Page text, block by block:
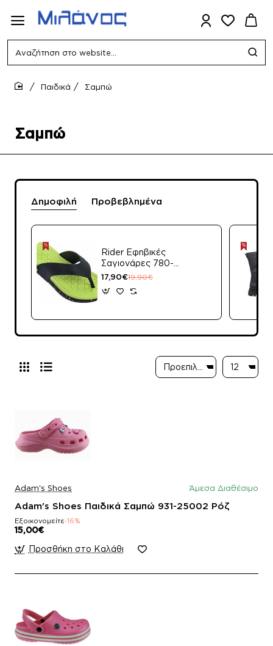
Αναζήτηση
website...
Σαμπώ
Παιδικά Σαμπώ
Δημοφιλή Προβεβλημένα
Rider Εφηβικές
Σαγιονάρες 780-
19085 Μαύρο
17,90€19,90€
Adam's Shoes Άμεσα Διαθέσιμο
Adam's Shoes Παιδικά Σαμπώ 931-25002 Ρόζ
Εξοικονομείτε-16%
15,00€
Προσθήκη στο Καλάθι